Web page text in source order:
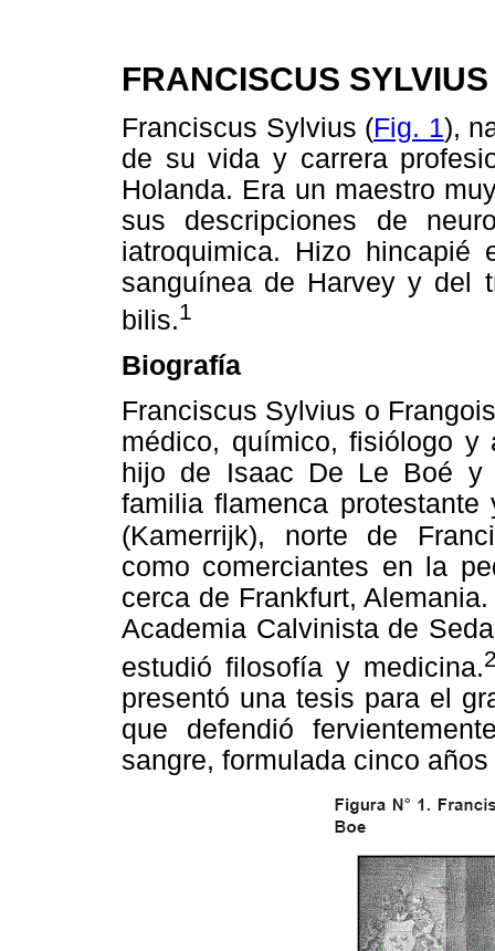
FRANCISCUS
Franciscus Sylvius (Fig. 1),
de su vida y carrera
Holanda. Era un maestro
sus descripciones de
iatroquimica. Hizo hincapié
sanguínea de Harvey y del
bilis.1
Biografía
Franciscus Sylvius o
médico, químico, fisiólogo y
hijo de Isaac De Le Boé y
familia flamenca
(Kamerrijk),
norte de
como comerciantes en la
cerca de Frankfurt,
Academia Calvinista de
estudió filosofía y medicina.
presentó una tesis para el
que defendió
sangre, formulada cinco